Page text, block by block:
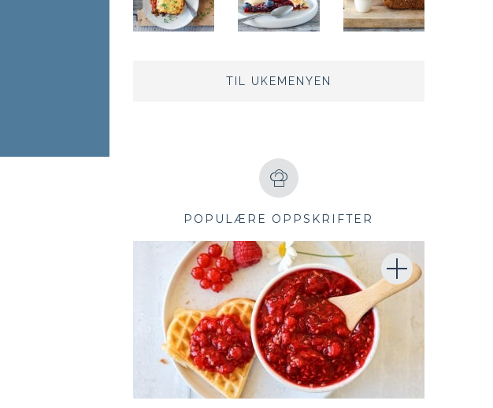
TIL UKEMENYEN
POPULÆRE OPPSKRIFTER